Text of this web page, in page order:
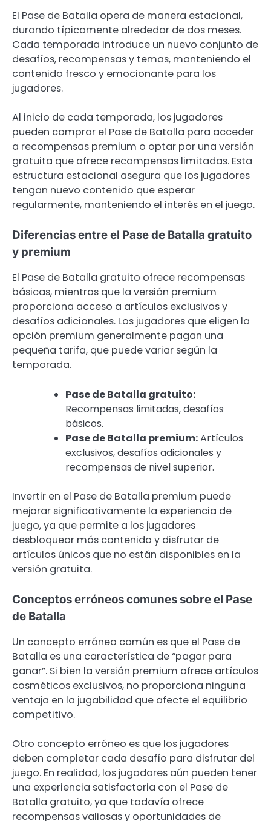
El Pase de Batalla opera de manera estacional,
durando típicamente alrededor de dos meses.
Cada temporada introduce un nuevo conjunto de
desafíos, recompensas y temas, manteniendo el
contenido fresco y emocionante para los
jugadores.
Al inicio de cada temporada, los jugadores
pueden comprar el Pase de Batalla para acceder
a recompensas premium o optar por una versión
gratuita que ofrece recompensas limitadas. Esta
estructura estacional asegura que los jugadores
tengan nuevo contenido que esperar
regularmente, manteniendo el interés en el juego.
Diferencias entre el Pase de Batalla gratuito
y premium
El Pase de Batalla gratuito ofrece recompensas
básicas, mientras que la versión premium
proporciona acceso a artículos exclusivos y
desafíos adicionales. Los jugadores que eligen la
opción premium generalmente pagan una
pequeña tarifa, que puede variar según la
temporada.
Pase de Batalla gratuito:
Recompensas limitadas, desafíos
básicos.
Pase de Batalla premium:Artículos
exclusivos, desafíos adicionales y
recompensas de nivel superior.
Invertir en el Pase de Batalla premium puede
mejorar significativamente la experiencia de
juego, ya que permite a los jugadores
desbloquear más contenido y disfrutar de
artículos únicos que no están disponibles en la
versión gratuita.
Conceptos erróneos comunes sobre el Pase
de Batalla
Un concepto erróneo común es que el Pase de
Batalla es una característica de “pagar para
ganar”. Si bien la versión premium ofrece artículos
cosméticos exclusivos, no proporciona ninguna
ventaja en la jugabilidad que afecte el equilibrio
competitivo.
Otro concepto erróneo es que los jugadores
deben completar cada desafío para disfrutar del
juego. En realidad, los jugadores aún pueden tener
una experiencia satisfactoria con el Pase de
Batalla gratuito, ya que todavía ofrece
recompensas valiosas y oportunidades de